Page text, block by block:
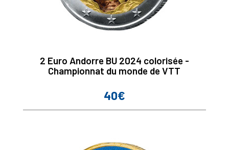
2 Euro Andorre BU 2024 colorisée -
Championnat du monde de VTT
Prix
40€